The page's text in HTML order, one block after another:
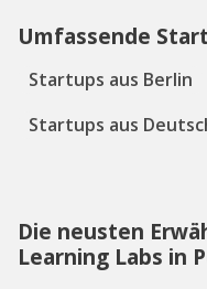
Umfassende
Startups aus Berlin
Startups aus
Die neusten
Learning Labs in